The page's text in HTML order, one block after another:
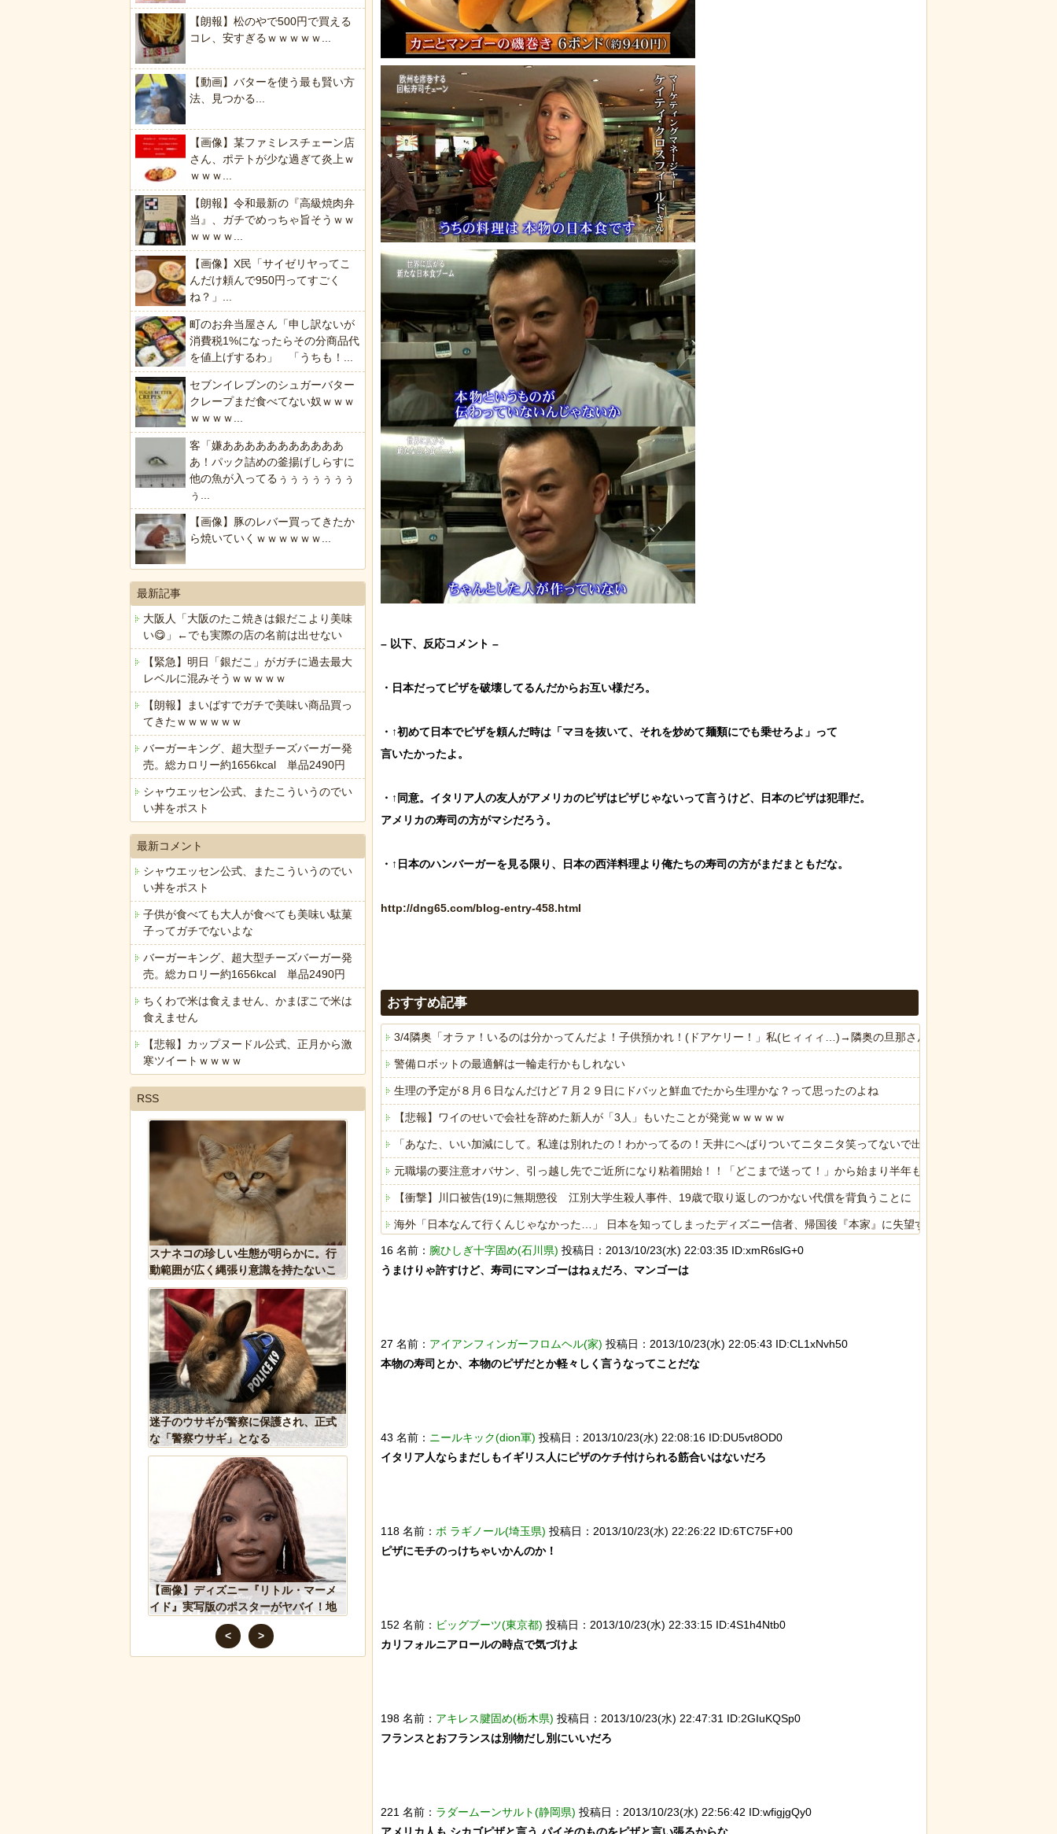
– 以下、反応コメント –
・日本だってピザを破壊してるんだからお互い様だろ。
・↑初めて日本でピザを頼んだ時は「マヨを抜いて、それを炒めて麺類にでも乗せろよ」って
言いたかったよ。
・↑同意。イタリア人の友人がアメリカのピザはピザじゃないって言うけど、日本のピザは犯罪だ。
アメリカの寿司の方がマシだろう。
・↑日本のハンバーガーを見る限り、日本の西洋料理より俺たちの寿司の方がまだまともだな。
http://dng65.com/blog-entry-458.html
おすすめ記事
3/4隣奥「オラァ！いるのは分かってんだよ！子供預かれ！(ドアケリー！」私(ヒィィィ…)→隣奥の旦那さんに相談したら逃げられ
警備ロボットの最適解は一輪走行かもしれない
生理の予定が８月６日なんだけど７月２９日にドバッと鮮血でたから生理かな？って思ったのよね
【悲報】ワイのせいで会社を辞めた新人が「3人」もいたことが発覚ｗｗｗｗｗ
「あなた、いい加減にして。私達は別れたの！わかってるの！天井にへばりついてニタニタ笑ってないで出て行って！」←2年前に
元職場の要注意オバサン、引っ越し先でご近所になり粘着開始！！「どこまで送って！」から始まり半年も経つと「お金貸してくれ
【衝撃】川口被告(19)に無期懲役 江別大学生殺人事件、19歳で取り返しのつかない代償を背負うことに
海外「日本なんて行くんじゃなかった…」 日本を知ってしまったディズニー信者、帰国後『本家』に失望する事態に
ヒーローのサバイバルアクション Siege Survivors
Powered by livedoor 相互RSS
16 名前： 腕ひしぎ十字固め(石川県) 投稿日：2013/10/23(水) 22:03:35 ID:xmR6slG+0
うまけりゃ許すけど、寿司にマンゴーはねぇだろ、マンゴーは
27 名前： アイアンフィンガーフロムヘル(家) 投稿日：2013/10/23(水) 22:05:43 ID:CL1xNvh50
本物の寿司とか、本物のピザだとか軽々しく言うなってことだな
43 名前： ニールキック(dion軍) 投稿日：2013/10/23(水) 22:08:16 ID:DU5vt8OD0
イタリア人ならまだしもイギリス人にピザのケチ付けられる筋合いはないだろ
118 名前： ボ ラギノール(埼玉県) 投稿日：2013/10/23(水) 22:26:22 ID:6TC75F+00
ピザにモチのっけちゃいかんのか！
152 名前： ビッグブーツ(東京都) 投稿日：2013/10/23(水) 22:33:15 ID:4S1h4Ntb0
カリフォルニアロールの時点で気づけよ
198 名前： アキレス腱固め(栃木県) 投稿日：2013/10/23(水) 22:47:31 ID:2GIuKQSp0
フランスとおフランスは別物だし別にいいだろ
221 名前： ラダームーンサルト(静岡県) 投稿日：2013/10/23(水) 22:56:42 ID:wfigjgQy0
【朗報】松のやで500円で買える
コレ、安すぎるｗｗｗｗｗ...
【動画】バターを使う最も賢い方
法、見つかる...
【画像】某ファミレスチェーン店
さん、ポテトが少な過ぎて炎上ｗ
ｗｗｗ...
【朗報】令和最新の『高級焼肉弁
当』、ガチでめっちゃ旨そうｗｗ
ｗｗｗｗ...
【画像】X民「サイゼリヤってこ
んだけ頼んで950円ってすごく
ね？」...
町のお弁当屋さん「申し訳ないが
消費税1%になったらその分商品代
を値上げするわ」 「うちも！...
セブンイレブンのシュガーバター
クレープまだ食べてない奴ｗｗｗ
ｗｗｗｗ...
客「嫌あああああああああああ
あ！パック詰めの釜揚げしらすに
他の魚が入ってるぅぅぅぅぅぅぅ
ぅ...
【画像】豚のレバー買ってきたか
ら焼いていくｗｗｗｗｗｗ...
最新記事
大阪人「大阪のたこ焼きは銀だこより美味
い😋」←でも実際の店の名前は出せない
【緊急】明日「銀だこ」がガチに過去最大
レベルに混みそうｗｗｗｗｗ
【朗報】まいばすでガチで美味い商品買っ
てきたｗｗｗｗｗｗ
バーガーキング、超大型チーズバーガー発
売。総カロリー約1656kcal 単品2490円
シャウエッセン公式、またこういうのでい
い丼をポスト
最新コメント
シャウエッセン公式、またこういうのでい
い丼をポスト
子供が食べても大人が食べても美味い駄菓
子ってガチでないよな
バーガーキング、超大型チーズバーガー発
売。総カロリー約1656kcal 単品2490円
ちくわで米は食えません、かまぼこで米は
食えません
【悲報】カップヌードル公式、正月から激
寒ツイートｗｗｗｗ
RSS
スナネコの珍しい生態が明らかに。行
動範囲が広く縄張り意識を持たないこ
とが判明
迷子のウサギが警察に保護され、正式
な「警察ウサギ」となる
【画像】ディズニー『リトル・マーメ
イド』実写版のポスターがヤバイ！地
獄の黙示録みたい
なんか泣きたくなってくる青春18きっ
ぷのポスター貼ってく
ケモノが立ち会っていた件
チャットGPTで「デーモン小暮」を調
べた結果
と異なる思い込み、ガチで怖過ぎるｗ
ｗｗｗｗｗｗｗｗｗｗｗ
< >